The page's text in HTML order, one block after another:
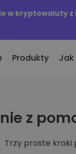
w kryptowaluty z
dodane
dodane do
za równowartość
Produkty Jak
z
Trzy proste kroki